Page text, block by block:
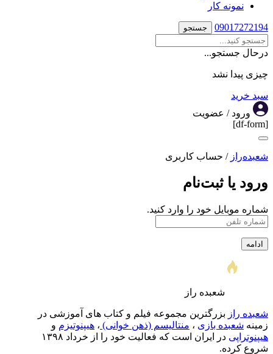
نمونه کار
09017272194 جستجو
درحال جستجو...
چیزی پیدا نشد
سبد خرید
ورود / عضویت
[df-form]
شعبده‌راز / حساب کاربری
ورود یا ثبت‌نام
شماره موبایل خود را وارد کنید.
شعبده راز
شعبده راز بزرگترین مجموعه فیلم و کتاب های آموزشی در
‌زمینه شعبده بازی ، منتالیسم (ذهن خوانی) ، هیپنوتیزم و‌
هیپنوتراپی
در ایران است که فعالیت خود را از خرداد ۱۳۹۸
شروع کرده.